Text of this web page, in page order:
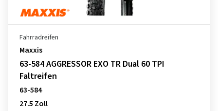
Fahrradreifen
Maxxis
63-584 AGGRESSOR EXO TR Dual 60 TPI
Faltreifen
63-584
27.5 Zoll